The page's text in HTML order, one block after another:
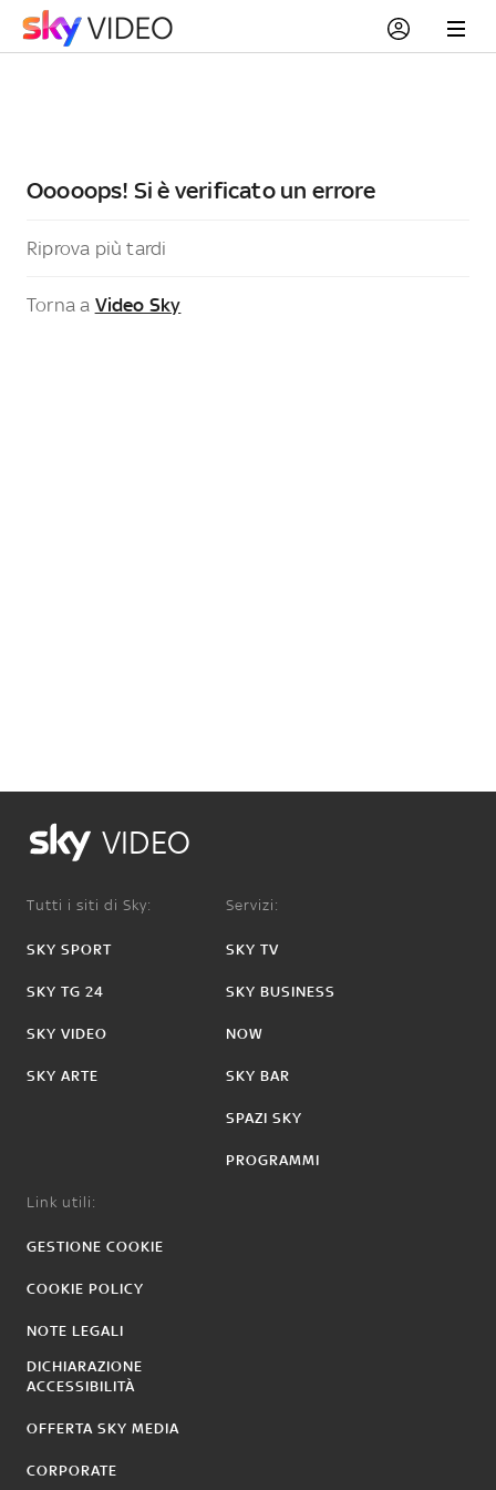
Ooooops! Si è verificato un errore
Riprova più tardi
Torna a Video Sky
VIDEO
Tutti i siti di Sky:
SKY SPORT
SKY TG 24
SKY VIDEO
SKY ARTE
Servizi:
SKY TV
SKY BUSINESS
NOW
SKY BAR
SPAZI SKY
PROGRAMMI
Link utili:
GESTIONE COOKIE
COOKIE POLICY
NOTE LEGALI
DICHIARAZIONE
ACCESSIBILITÀ
OFFERTA SKY MEDIA
CORPORATE